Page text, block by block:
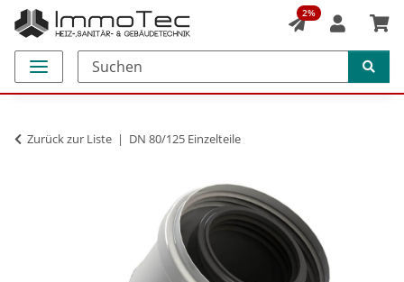
2%
Zurück zur Liste DN 80/125 Einzelteile